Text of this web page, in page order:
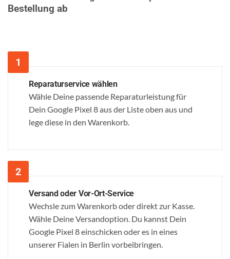
Bestellung ab
Reparaturservice wählen
Wähle Deine passende Reparaturleistung für
Dein Google Pixel 8 aus der Liste oben aus und
lege diese in den Warenkorb.
Versand oder Vor-Ort-Service
Wechsle zum Warenkorb oder direkt zur Kasse.
Wähle Deine Versandoption. Du kannst Dein
Google Pixel 8 einschicken oder es in eines
unserer Fialen in Berlin vorbeibringen.